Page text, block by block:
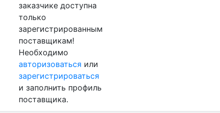
заказчике доступна
только
зарегистрированным
поставщикам!
Необходимо
авторизоваться или
зарегистрироваться
и заполнить профиль
поставщика.